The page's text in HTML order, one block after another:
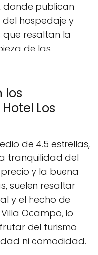
donde publican
hospedaje y
que resaltan la
de las
los
Los
de 4.5 estrellas,
tranquilidad del
y la buena
suelen resaltar
y el hecho de
Ocampo, lo
del turismo
ni comodidad.